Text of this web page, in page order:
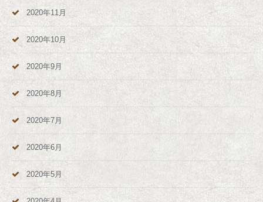
2020年11月
2020年10月
2020年9月
2020年8月
2020年7月
2020年6月
2020年5月